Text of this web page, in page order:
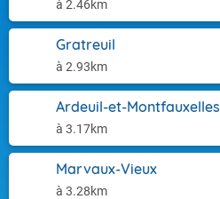
à 2.46km
Gratreuil
à 2.93km
Ardeuil-et-Montfauxelles
à 3.17km
Marvaux-Vieux
à 3.28km